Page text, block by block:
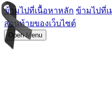
ข้ามไปที่เนื้อหาหลัก ข้ามไปที่เ
ส่วนท้ายของเว็บไซต์
Open Menu